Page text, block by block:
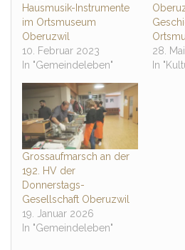
Hausmusik-Instrumente
im Ortsmuseum
Oberuzwil
10. Februar 2023
In "Gemeindeleben"
28.
In
Grossaufmarsch an der
192. HV der
Donnerstags-
Gesellschaft Oberuzwil
19. Januar 2026
In "Gemeindeleben"